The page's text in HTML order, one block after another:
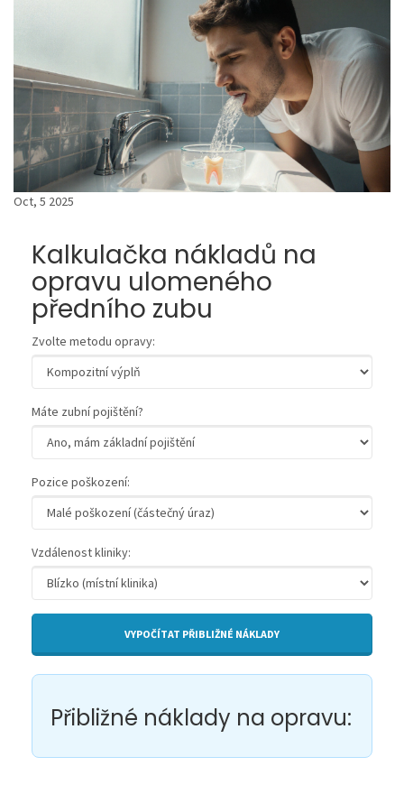
Oct, 5 2025
Kalkulačka nákladů na
opravu ulomeného
předního zubu
Zvolte metodu opravy:
Máte zubní pojištění?
Pozice poškození:
Vzdálenost kliniky:
VYPOČÍTAT PŘIBLIŽNÉ NÁKLADY
Přibližné náklady na opravu: